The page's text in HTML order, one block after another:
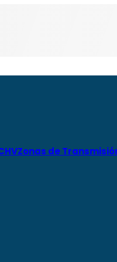
Zonas de